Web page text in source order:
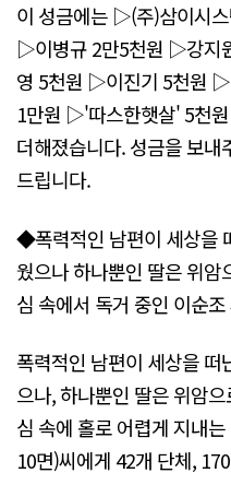
이 성금에는 ▷(주)삼이시
▷이병규 2만5천원 ▷강지
영 5천원 ▷이진기 5천원
1만원 ▷'따스한햇살' 5천
더해졌습니다. 성금을 보
드립니다.
◆폭력적인 남편이 세상을
웠으나 하나뿐인 딸은 위암
심 속에서 독거 중인 이순
폭력적인 남편이 세상을
으나, 하나뿐인 딸은 위암
심 속에 홀로 어렵게 지내
10면)씨에게 42개 단체,